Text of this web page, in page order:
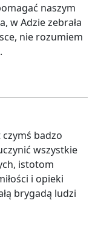
naszym
w Adzie zebrała
nie rozumiem
badzo
wszystkie
istotom
i opieki
brygadą ludzi